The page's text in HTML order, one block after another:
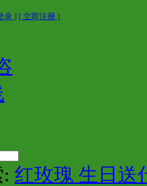
录 ] [ 立即注册 ]
红玫瑰 生日送